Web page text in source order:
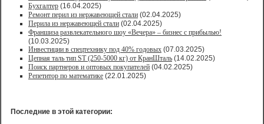
Бухгалтер (16.04.2025)
Ремонт перил из нержавеющей стали (02.04.2025)
Перила из нержавеющей стали (02.04.2025)
Франшиза развлекательного шоу «Вечера» – бизнес с прибылью!
(10.03.2025)
Инвестиции в спецтехнику под 40% годовых (07.03.2025)
Цепная таль тип ST (250-5000 кг) от КранШталь (14.02.2025)
Поиск партнеров и оптовых покупателей (04.02.2025)
Репетитор по математике (22.01.2025)
Последние в этой категории: